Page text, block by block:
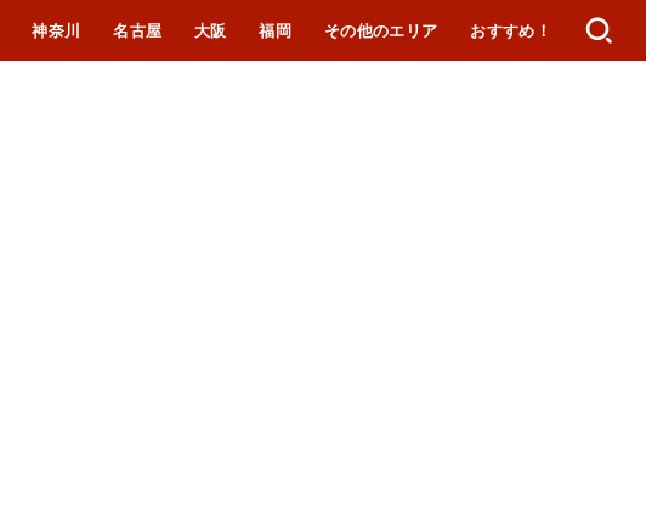
神奈川 名古屋 大阪 福岡 その他のエリア おすすめ！